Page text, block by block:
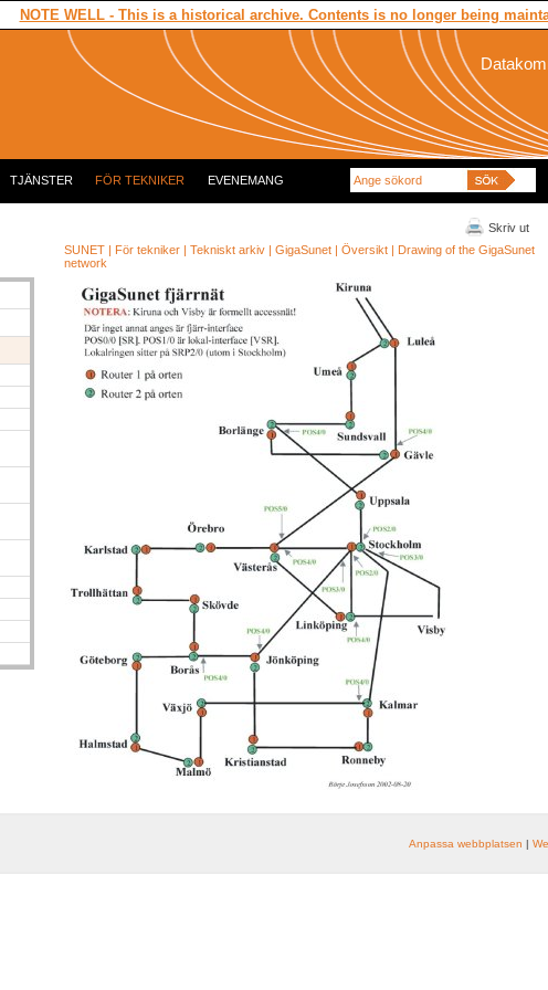
TJÄNSTER FÖR TEKNIKER EVENEMANG
Skriv ut
SUNET | För tekniker | Tekniskt arkiv | GigaSunet | Översikt | Drawing of the GigaSunet
network
Anpassa webbplatsen |
NOTE WELL - This is a historical archive. Contents is no longer being